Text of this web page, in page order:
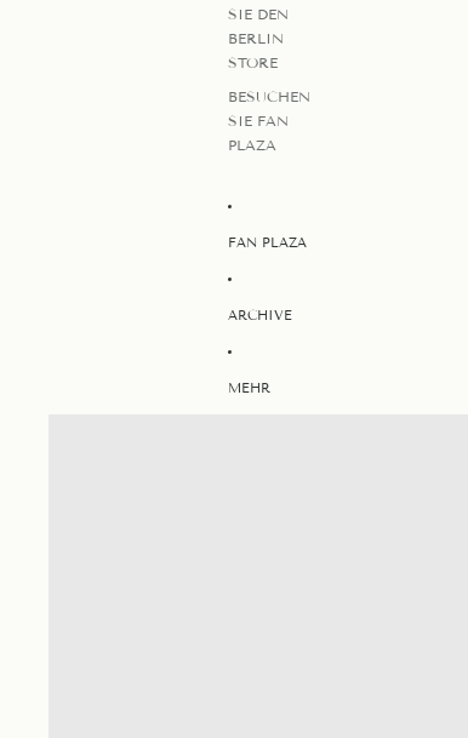
SIE DEN
BERLIN
STORE
BESUCHEN
SIE FAN
PLAZA
FAN PLAZA
ARCHIVE
MEHR